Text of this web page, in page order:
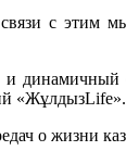
с
«ЖұлдызLife».
о жизни